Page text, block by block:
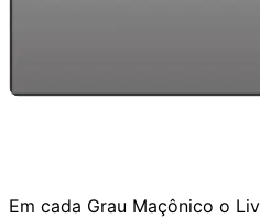
Em cada Grau Maçônico o